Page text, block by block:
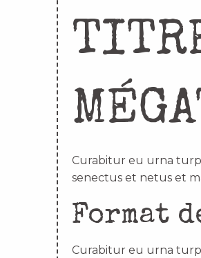
Curabitur eu urna
senectus et netus et
Format
Curabitur eu urna